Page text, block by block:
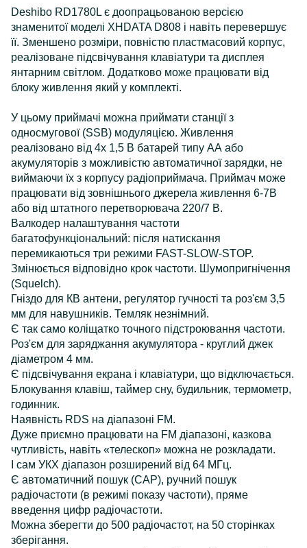
Deshibo RD1780L є доопрацьованою версією
знаменитої моделі XHDATA D808 і навіть перевершує
її. Зменшено розміри, повністю пластмасовий корпус,
реалізоване підсвічування клавіатури та дисплея
янтарним світлом. Додатково може працювати від
блоку живлення який у комплекті.
У цьому приймачі можна приймати станції з
односмугової (SSB) модуляцією. Живлення
реалізовано від 4х 1,5 В батарей типу АА або
акумуляторів з можливістю автоматичної зарядки, не
виймаючи їх з корпусу радіоприймача. Приймач може
працювати від зовнішнього джерела живлення 6-7В
або від штатного перетворювача 220/7 В.
Валкодер налаштування частоти
багатофункціональний: після натискання
перемикаються три режими FAST-SLOW-STOP.
Змінюється відповідно крок частоти. Шумопригнічення
(Squelch).
Гніздо для КВ антени, регулятор гучності та роз'єм 3,5
мм для навушників. Темляк незнімний.
Є так само коліщатко точного підстроювання частоти.
Роз'єм для заряджання акумулятора - круглий джек
діаметром 4 мм.
Є підсвічування екрана і клавіатури, що відключається.
Блокування клавіш, таймер сну, будильник, термометр,
годинник.
Наявність RDS на діапазоні FM.
Дуже приємно працювати на FM діапазоні, казкова
чутливість, навіть «телескоп» можна не розкладати.
І сам УКХ діапазон розширений від 64 МГц.
Є автоматичний пошук (САР), ручний пошук
радіочастоти (в режимі показу частоти), пряме
введення цифр радіочастоти.
Можна зберегти до 500 радіочастот, на 50 сторінках
зберігання.